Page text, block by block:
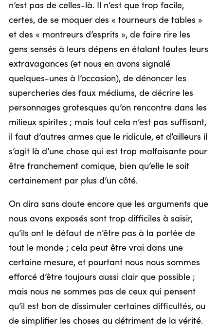
n’est pas de celles-là. Il n’est que trop facile,
certes, de se moquer des « tourneurs de tables »
et des « montreurs d’esprits », de faire rire les
gens sensés à leurs dépens en étalant toutes leurs
extravagances (et nous en avons signalé
quelques-unes à l’occasion), de dénoncer les
supercheries des faux médiums, de décrire les
personnages grotesques qu’on rencontre dans les
milieux spirites ; mais tout cela n’est pas suffisant,
il faut d’autres armes que le ridicule, et d’ailleurs il
s’agit là d’une chose qui est trop malfaisante pour
être franchement comique, bien qu’elle le soit
certainement par plus d’un côté.
On dira sans doute encore que les arguments que
nous avons exposés sont trop difficiles à saisir,
qu’ils ont le défaut de n’être pas à la portée de
tout le monde ; cela peut être vrai dans une
certaine mesure, et pourtant nous nous sommes
efforcé d’être toujours aussi clair que possible ;
mais nous ne sommes pas de ceux qui pensent
qu’il est bon de dissimuler certaines difficultés, ou
de simplifier les choses au détriment de la vérité.